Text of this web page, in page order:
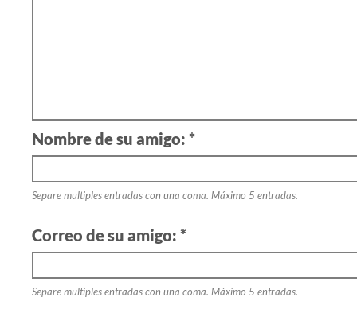
Nombre de su amigo: *
Separe multiples entradas con una coma. Máximo 5 entradas.
Correo de su amigo: *
Separe multiples entradas con una coma. Máximo 5 entradas.